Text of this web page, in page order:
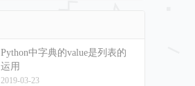
Python中字典的value是列表的
运用
2019-03-23